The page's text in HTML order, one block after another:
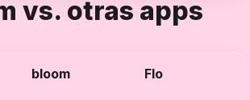
vs. otras apps
bloom Flo